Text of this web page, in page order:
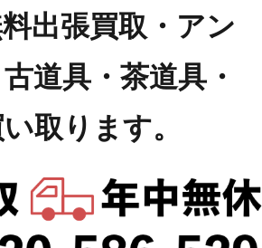
出張買取・アン
道具・茶道具・
取ります。